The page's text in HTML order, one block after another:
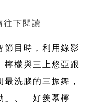
往下閱讀
節目時，利用錄影
檸檬與三上悠亞跟
洗腦的三振舞，
」、「好羨慕檸